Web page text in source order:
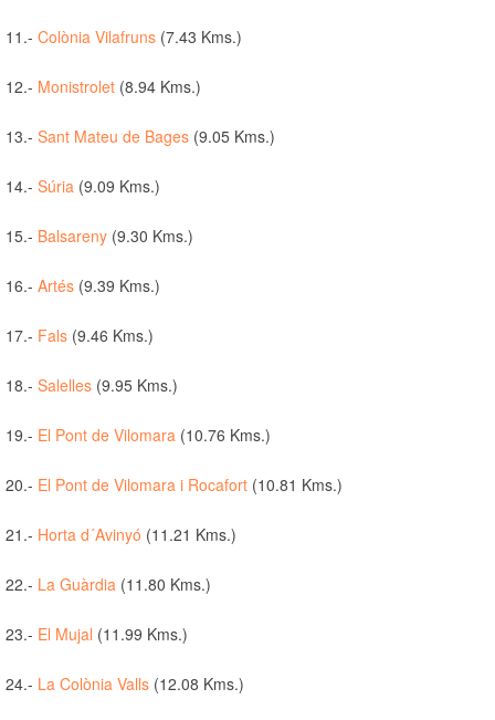
11.- Colònia Vilafruns (7.43 Kms.)
12.- Monistrolet (8.94 Kms.)
13.- Sant Mateu de Bages (9.05 Kms.)
14.- Súria (9.09 Kms.)
15.- Balsareny (9.30 Kms.)
16.- Artés (9.39 Kms.)
17.- Fals (9.46 Kms.)
18.- Salelles (9.95 Kms.)
19.- El Pont de Vilomara (10.76 Kms.)
20.- El Pont de Vilomara i Rocafort (10.81 Kms.)
21.- Horta d´Avinyó (11.21 Kms.)
22.- La Guàrdia (11.80 Kms.)
23.- El Mujal (11.99 Kms.)
24.- La Colònia Valls (12.08 Kms.)